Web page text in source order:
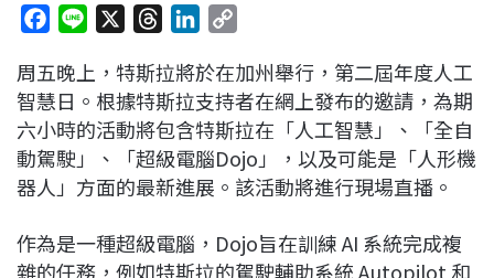
c
e
b
o
o
n
e
r
e
a
d
s
n
k
e
d
I
p
y
L
i
n
周五晚上，特斯拉將於在加州舉行，第二屆年度人工
智慧日。根據特斯拉支持者在網上發布的邀請，為期
六小時的活動將包含特斯拉在「人工智慧」、「全自
動駕駛」、「超級電腦Dojo」，以及可能是「人形機
器人」方面的最新進展。該活動將進行現場直播。
作為是一種超級電腦，Dojo旨在訓練 AI 系統完成複
雜的任務，例如特斯拉的駕駛輔助系統 Autopilot 和